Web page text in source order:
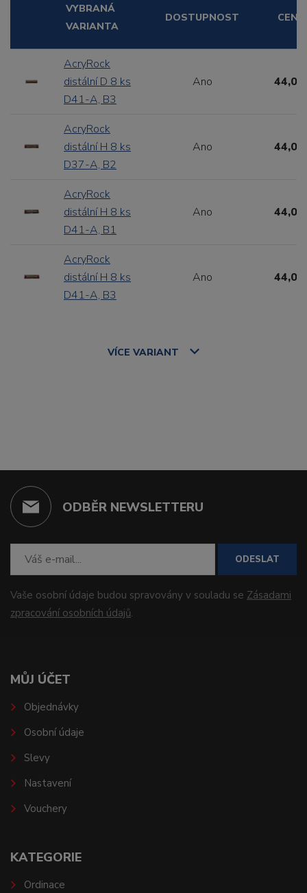
VYBRANÁ
VARIANTA
DOSTUPNOST CENA
AcryRock
distální D 8 ks
D41-A, B3
Ano 44,00
AcryRock
distální H 8 ks
D37-A, B2
Ano 44,00
AcryRock
distální H 8 ks
D41-A, B1
Ano 44,00
AcryRock
distální H 8 ks
D41-A, B3
Ano 44,00
VÍCE VARIANT
ODBĚR NEWSLETTERU
ODESLAT
Vaše osobní údaje budou spravovány v souladu se Zásadami
zpracování osobních údajů.
MŮJ ÚČET
Objednávky
Osobní údaje
Slevy
Nastavení
Vouchery
KATEGORIE
Ordinace